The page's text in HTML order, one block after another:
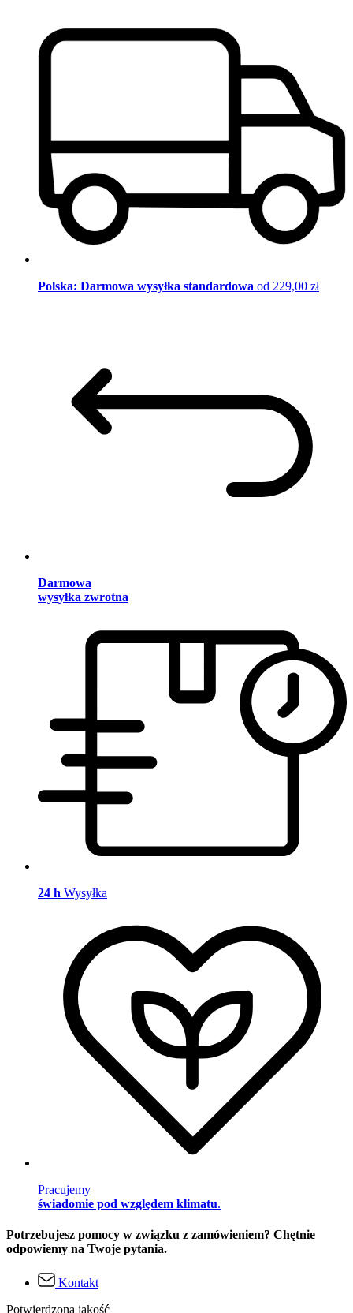
Polska: Darmowa wysyłka standardowa od 229,00 zł
Darmowa
wysyłka zwrotna
24 h Wysyłka
Pracujemy
świadomie pod względem klimatu.
Potrzebujesz pomocy w związku z zamówieniem? Chętnie
odpowiemy na Twoje pytania.
Kontakt
Potwierdzona jakość